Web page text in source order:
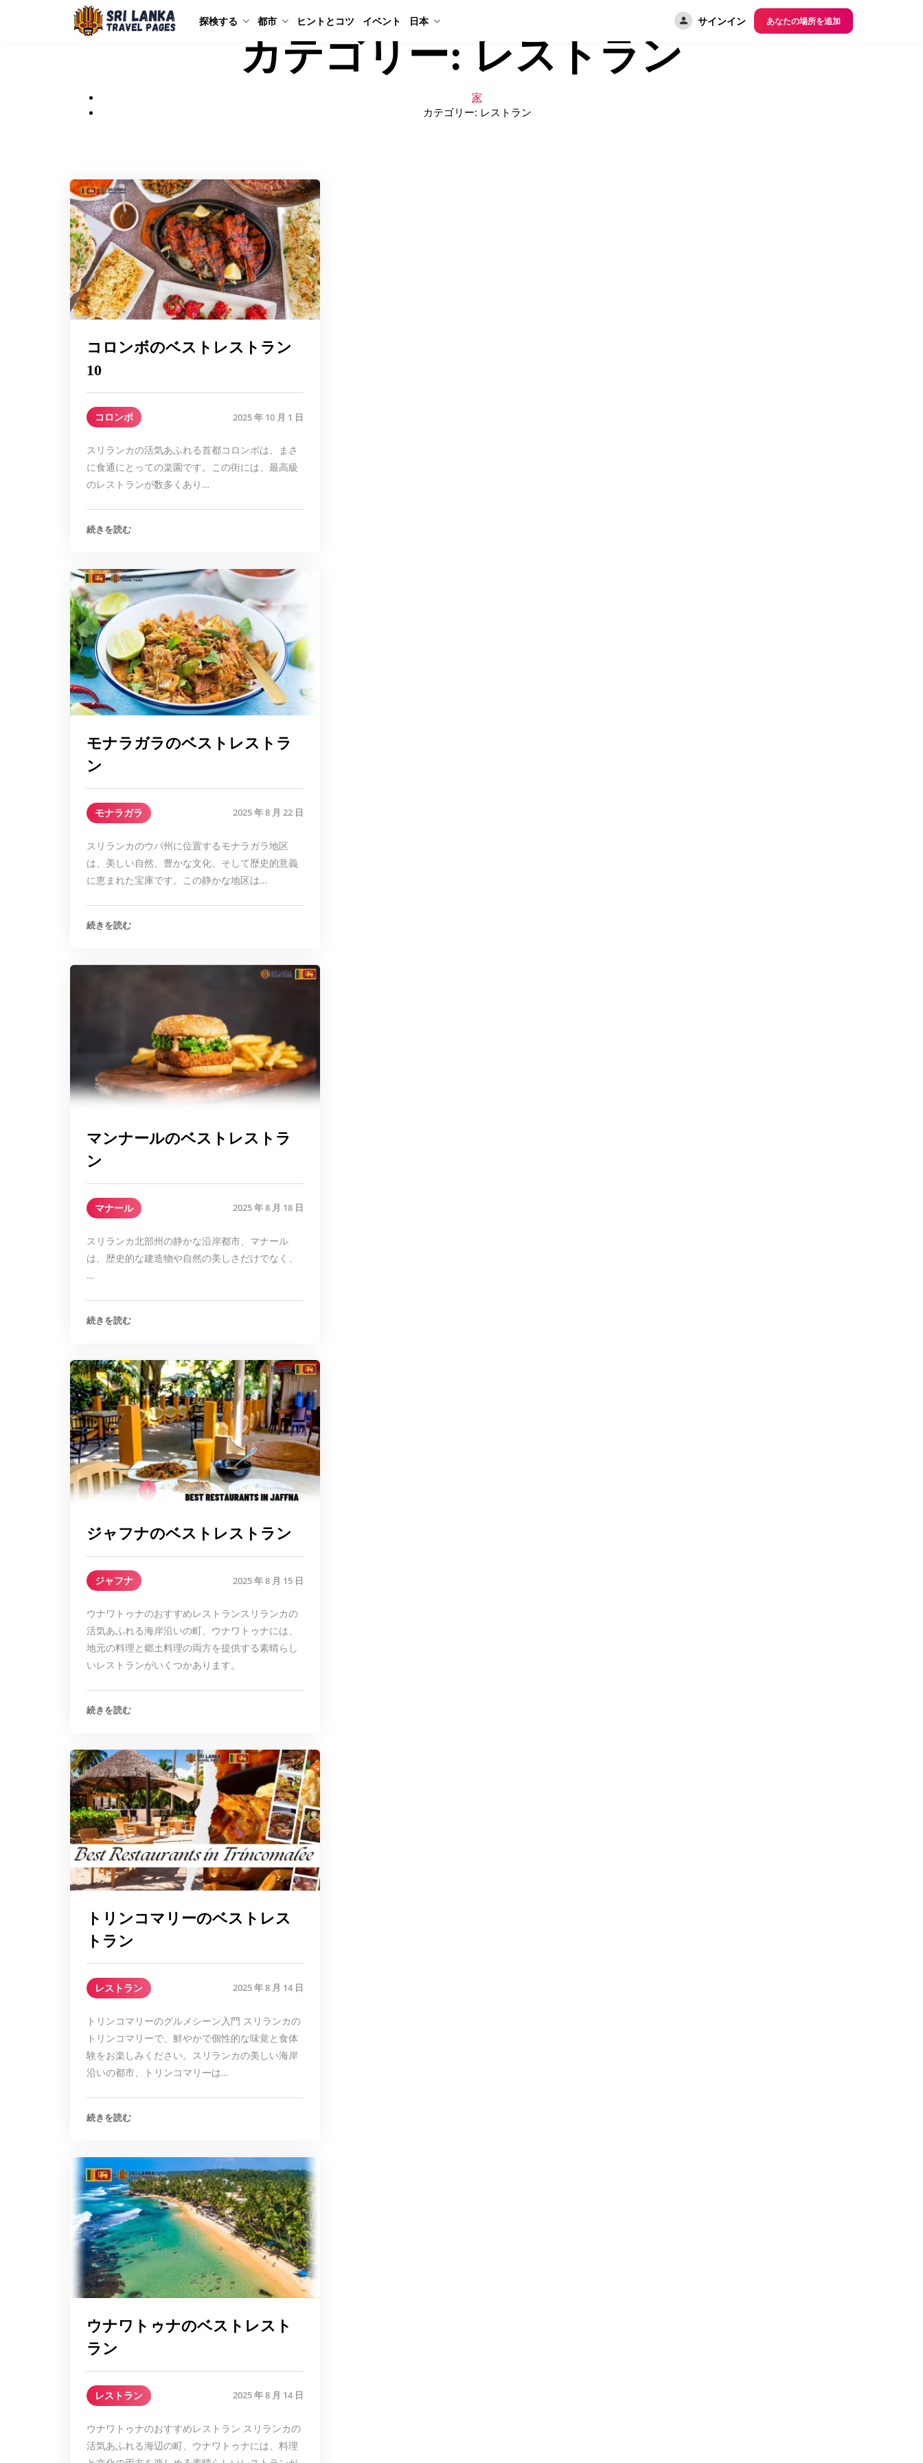
探検する 都市 ヒントとコツ イベント 日本 サインイン あなたの場所を追加
カテゴリー: レストラン
家
カテゴリー: レストラン
コロンボのベストレストラン
10
コロンボ 2025 年 10 月 1 日
スリランカの活気あふれる首都コロンボは、まさ
に食通にとっての楽園です。この街には、最高級
のレストランが数多くあり…
続きを読む
モナラガラのベストレストラ
ン
モナラガラ 2025 年 8 月 22 日
スリランカのウバ州に位置するモナラガラ地区
は、美しい自然、豊かな文化、そして歴史的意義
に恵まれた宝庫です。この静かな地区は…
続きを読む
マンナールのベストレストラ
ン
マナール 2025 年 8 月 18 日
スリランカ北部州の静かな沿岸都市、マナール
は、歴史的な建造物や自然の美しさだけでなく、
…
続きを読む
ジャフナのベストレストラン
ジャフナ 2025 年 8 月 15 日
ウナワトゥナのおすすめレストランスリランカの
活気あふれる海岸沿いの町、ウナワトゥナには、
地元の料理と郷土料理の両方を提供する素晴らし
いレストランがいくつかあります。
続きを読む
トリンコマリーのベストレス
トラン
レストラン 2025 年 8 月 14 日
トリンコマリーのグルメシーン入門 スリランカの
トリンコマリーで、鮮やかで個性的な味覚と食体
験をお楽しみください。スリランカの美しい海岸
沿いの都市、トリンコマリーは…
続きを読む
ウナワトゥナのベストレスト
ラン
レストラン 2025 年 8 月 14 日
ウナワトゥナのおすすめレストラン スリランカの
活気あふれる海辺の町、ウナワトゥナには、料理